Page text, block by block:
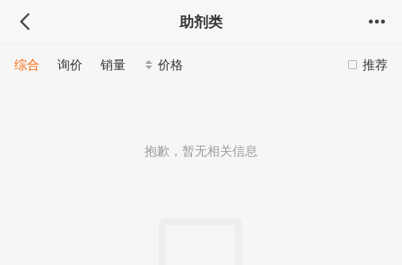
助剂类
推荐
综合 询价 销量 价格
抱歉，暂无相关信息